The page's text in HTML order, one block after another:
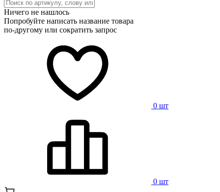
Ничего не нашлось
Попробуйте написать название товара
по-другому или сократить запрос
0 шт
0 шт